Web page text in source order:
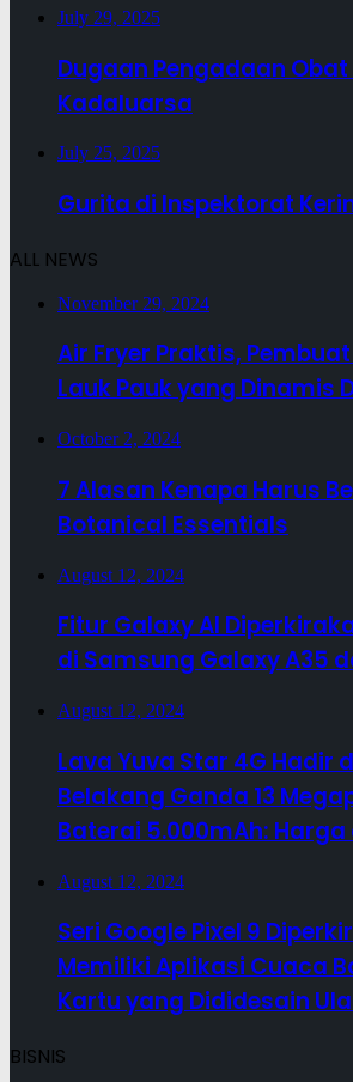
July 29, 2025
Dugaan Pengadaan
Kadaluarsa
July 25, 2025
Gurita di Inspektorat
ALL NEWS
November 29, 2024
Air Fryer Praktis,
Lauk Pauk yang Dinamis
October 2, 2024
7 Alasan Kenapa Harus
Botanical Essentials
August 12, 2024
Fitur Galaxy AI
di Samsung Galaxy A35
August 12, 2024
Lava Yuva Star 4G Hadir
Belakang Ganda 13
Baterai 5.000mAh: Harga
August 12, 2024
Seri Google Pixel 9
Memiliki Aplikasi Cuaca
Kartu yang Dididesain
BISNIS